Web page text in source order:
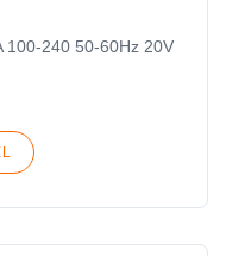
100-240 50-60Hz 20V